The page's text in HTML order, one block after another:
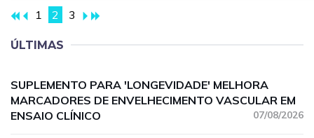
1
2 3
ÚLTIMAS
SUPLEMENTO PARA 'LONGEVIDADE' MELHORA
MARCADORES DE ENVELHECIMENTO VASCULAR EM
ENSAIO CLÍNICO
07/08/2026